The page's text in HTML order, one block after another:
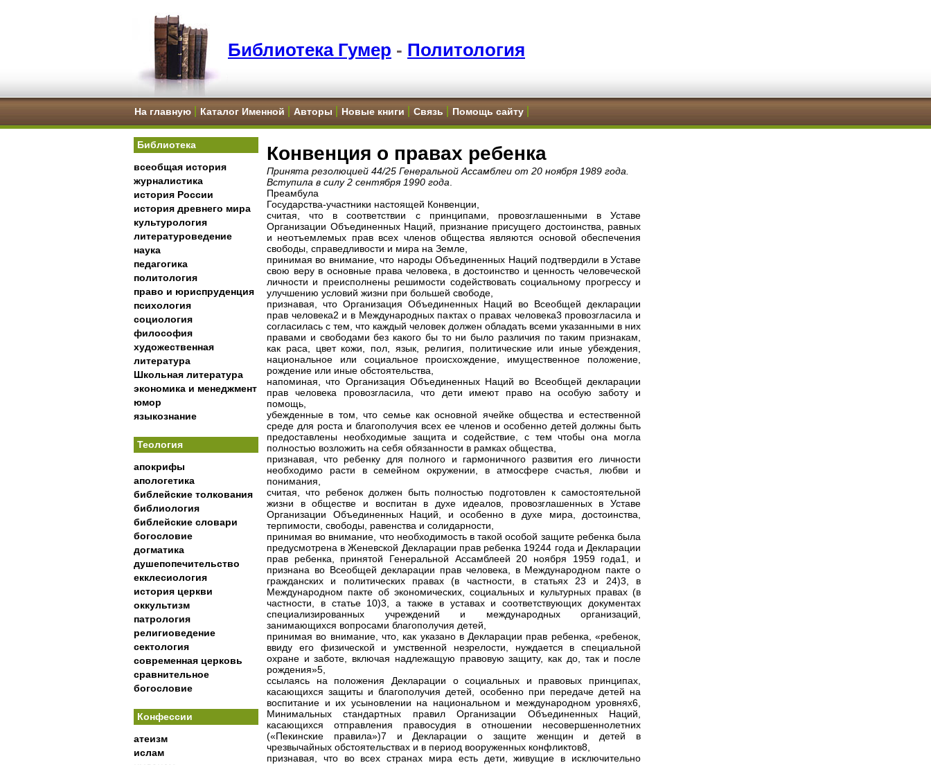
Библиотека Гумер - Политология
На главную Каталог Именной Авторы Новые книги Связь Помощь сайту
Библиотека
всеобщая история
журналистика
история России
история древнего мира
культурология
литературоведение
наука
педагогика
политология
право и юриспруденция
психология
социология
философия
художественная
литература
Школьная литература
экономика и менеджмент
юмор
языкознание
Теология
апокрифы
апологетика
библейские толкования
библиология
библейские словари
богословие
догматика
душепопечительство
екклесиология
история церкви
оккультизм
патрология
религиоведение
сектология
современная церковь
сравнительное
богословие
Конфессии
атеизм
ислам
Конвенция о правах ребенка
Принята резолюцией 44/25 Генеральной Ассамблеи от 20 ноября 1989 года.
Вступила в силу 2 сентября 1990 года
Преамбула
Государства-участники настоящей Конвенции,
считая, что в соответствии с принципами, провозглашенными в Уставе
Организации Объединенных Наций, признание присущего достоинства, равных
и неотъемлемых прав всех членов общества являются основой обеспечения
свободы, справедливости и мира на Земле,
принимая во внимание, что народы Объединенных Наций подтвердили в Уставе
свою веру в основные права человека, в достоинство и ценность человеческой
личности и преисполнены решимости содействовать социальному прогрессу и
улучшению условий жизни при большей свободе,
признавая, что Организация Объединенных Наций во Всеобщей декларации
прав человека2 и в Международных пактах о правах человека3 провозгласила и
согласилась с тем, что каждый человек должен обладать всеми указанными в них
правами и свободами без какого бы то ни было различия по таким признакам,
как раса, цвет кожи, пол, язык, религия, политические или иные убеждения,
национальное или социальное происхождение, имущественное положение,
рождение или иные обстоятельства,
напоминая, что Организация Объединенных Наций во Всеобщей декларации
прав человека провозгласила, что дети имеют право на особую заботу и
помощь,
убежденные в том, что семье как основной ячейке общества и естественной
среде для роста и благополучия всех ее членов и особенно детей должны быть
предоставлены необходимые защита и содействие, с тем чтобы она могла
полностью возложить на себя обязанности в рамках общества,
признавая, что ребенку для полного и гармоничного развития его личности
необходимо расти в семейном окружении, в атмосфере счастья, любви и
понимания,
считая, что ребенок должен быть полностью подготовлен к самостоятельной
жизни в обществе и воспитан в духе идеалов, провозглашенных в Уставе
Организации Объединенных Наций, и особенно в духе мира, достоинства,
терпимости, свободы, равенства и солидарности,
принимая во внимание, что необходимость в такой особой защите ребенка была
предусмотрена в Женевской Декларации прав ребенка 19244 года и Декларации
прав ребенка, принятой Генеральной Ассамблеей 20 ноября 1959 года1, и
признана во Всеобщей декларации прав человека, в Международном пакте о
гражданских и политических правах (в частности, в статьях 23 и 24)3, в
Международном пакте об экономических, социальных и культурных правах (в
частности, в статье 10)3, а также в уставах и соответствующих документах
специализированных учреждений и международных организаций,
занимающихся вопросами благополучия детей,
принимая во внимание, что, как указано в Декларации прав ребенка, «ребенок,
ввиду его физической и умственной незрелости, нуждается в специальной
охране и заботе, включая надлежащую правовую защиту, как до, так и после
рождения»5,
ссылаясь на положения Декларации о социальных и правовых принципах,
касающихся защиты и благополучия детей, особенно при передаче детей на
воспитание и их усыновлении на национальном и международном уровнях6,
Минимальных стандартных правил Организации Объединенных Наций,
касающихся отправления правосудия в отношении несовершеннолетних
(«Пекинские правила»)7 и Декларации о защите женщин и детей в
чрезвычайных обстоятельствах и в период вооруженных конфликтов8,
признавая, что во всех странах мира есть дети, живущие в исключительно